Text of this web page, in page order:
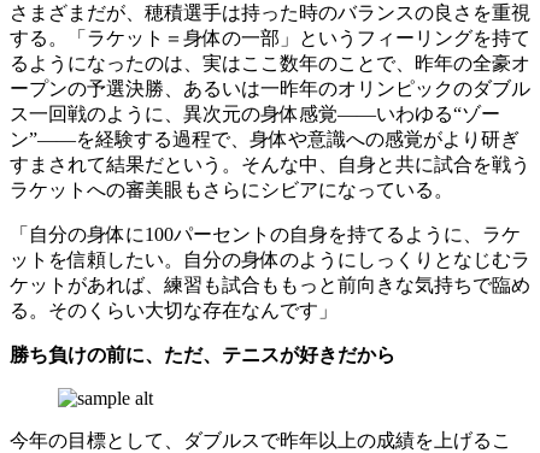
さまざまだが、穂積選手は持った時のバランスの良さを重視
する。「ラケット＝身体の一部」というフィーリングを持て
るようになったのは、実はここ数年のことで、昨年の全豪オ
ープンの予選決勝、あるいは一昨年のオリンピックのダブル
ス一回戦のように、異次元の身体感覚——いわゆる“ゾー
ン”——を経験する過程で、身体や意識への感覚がより研ぎ
すまされて結果だという。そんな中、自身と共に試合を戦う
ラケットへの審美眼もさらにシビアになっている。
「自分の身体に100パーセントの自身を持てるように、ラケ
ットを信頼したい。自分の身体のようにしっくりとなじむラ
ケットがあれば、練習も試合ももっと前向きな気持ちで臨め
る。そのくらい大切な存在なんです」
勝ち負けの前に、ただ、テニスが好きだから
今年の目標として、ダブルスで昨年以上の成績を上げるこ